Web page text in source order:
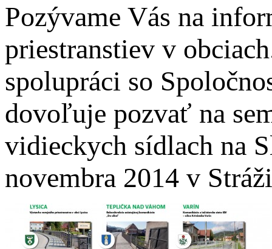
Pozývame Vás na
priestranstiev v
spolupráci so
dovoľuje pozvať na
vidieckych sídlach na
novembra 2014 v